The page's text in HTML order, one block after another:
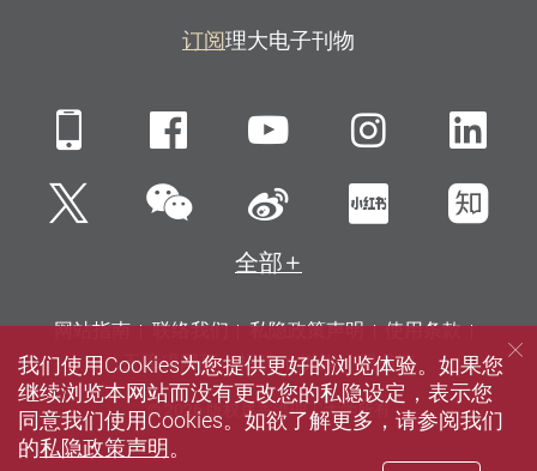
订阅理大电子刊物
Mobile FacebookYouTube
Twitter微信 新浪微博小红书知
全部
网站指南 联络我们 私隐政策声明
使用条款
无障碍网页
招聘 媒体 图书馆
© 2026 版权属香港理工大学所有
我们使用Cookies为您提供更好的浏览体验。如果您
继续浏览本网站而没有更改您的私隐设定，表示您
同意我们使用Cookies。如欲了解更多，请参阅我们
的私隐政策声明。